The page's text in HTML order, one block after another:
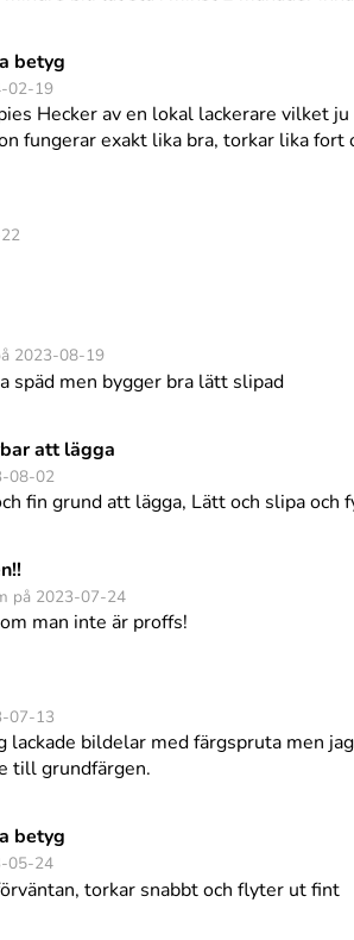
betyg
02-19
Hecker av en lokal lackerare vilket
fungerar exakt lika bra, torkar lika
2023-08-19
späd men bygger bra lätt slipad
att lägga
08-02
fin grund att lägga, Lätt och slipa och
på 2023-07-24
man inte är proffs!
07-13
lackade bildelar med färgspruta men
till grundfärgen.
betyg
05-24
torkar snabbt och flyter ut fint